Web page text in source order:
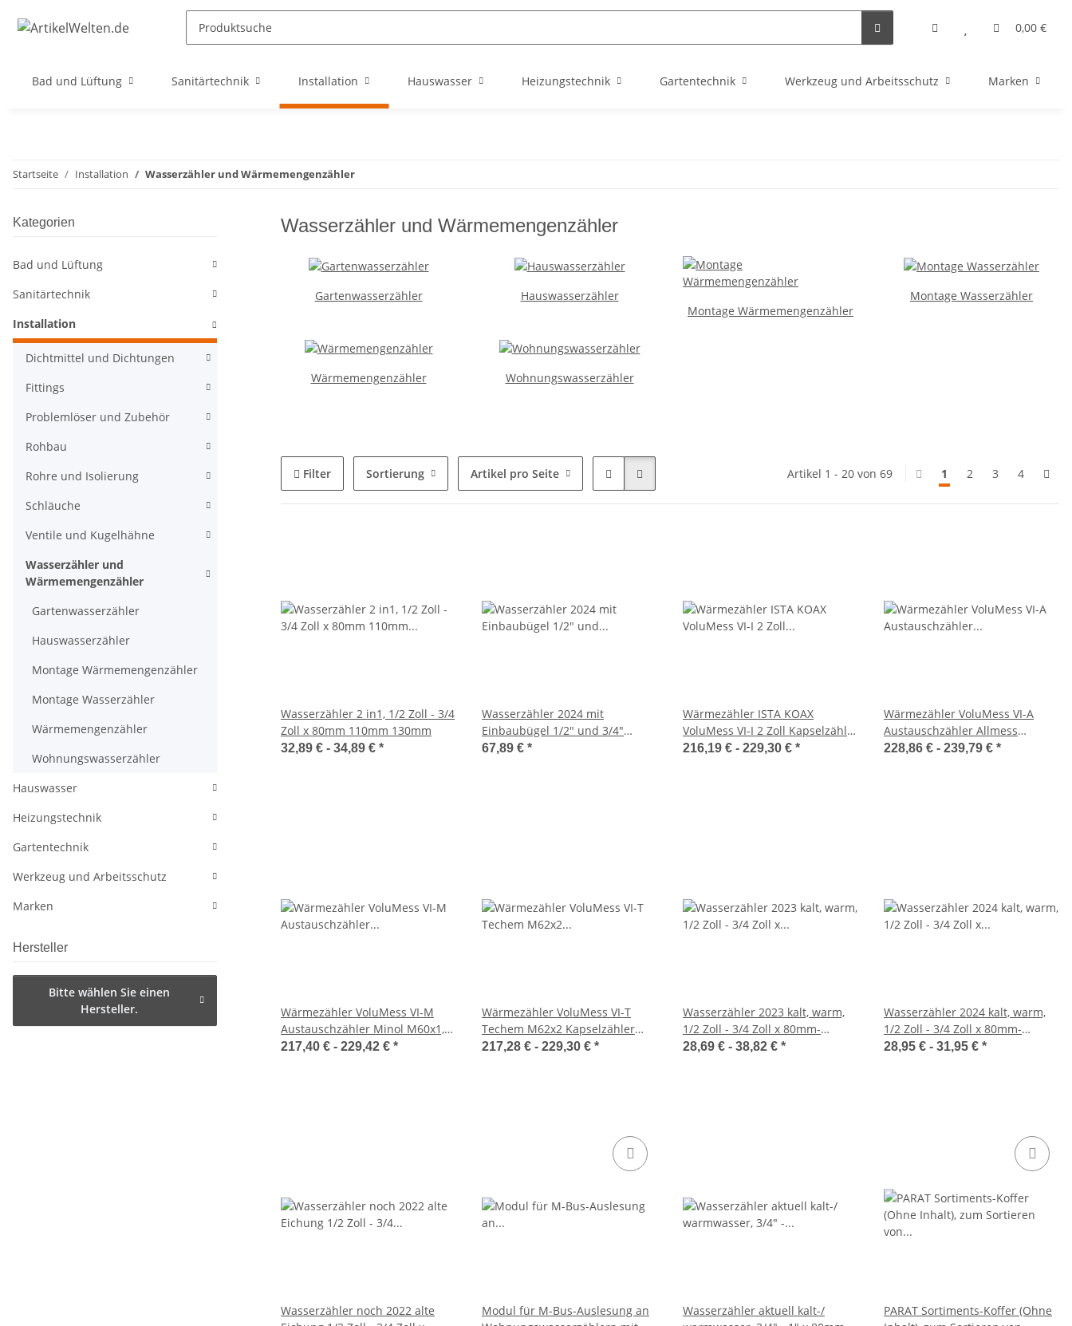
0,00 €
Bad und Lüftung Sanitärtechnik Installation Hauswasser Heizungstechnik Gartentechnik Werkzeug und Arbeitsschutz Marken
Startseite Installation Wasserzähler und Wärmemengenzähler
Wasserzähler und Wärmemengenzähler
Gartenwasserzähler
Hauswasserzähler
Montage Wärmemengenzähler
Montage Wasserzähler
Wärmemengenzähler Wohnungswasserzähler
Filter Sortierung Artikel pro Seite Artikel 1 - 20 von 69 1 2 3 4
Wasserzähler 2 in1, 1/2 Zoll - 3/4
Zoll x 80mm 110mm 130mm
32,89 € - 34,89 € *
Wasserzähler 2024 mit
Einbaubügel 1/2" und 3/4"
Anschluss im Set
67,89 € *
Wärmezähler ISTA KOAX
VoluMess VI-I 2 Zoll Kapselzähler
Austauschzähler
216,19 € - 229,30 € *
Wärmezähler VoluMess VI-A
Austauschzähler Allmess
M77x1,5 Kapselzähler
228,86 € - 239,79 € *
Wärmezähler VoluMess VI-M
Austauschzähler Minol M60x1,5
Kapselzähler
217,40 € - 229,42 € *
Wärmezähler VoluMess VI-T
Techem M62x2 Kapselzähler
Austauschzähler
217,28 € - 229,30 € *
Wasserzähler 2023 kalt, warm,
1/2 Zoll - 3/4 Zoll x 80mm-
130mm, Qn1,5 - Qn2,5
28,69 € - 38,82 € *
Wasserzähler 2024 kalt, warm,
1/2 Zoll - 3/4 Zoll x 80mm-
130mm, Qn1,5 - Qn2,5
28,95 € - 31,95 € *
Wasserzähler noch 2022 alte
Modul für M-Bus-Auslesung an
Wasserzähler aktuell kalt-/
PARAT Sortiments-Koffer (Ohne
Kategorien
Bad und Lüftung
Sanitärtechnik
Installation
Dichtmittel und Dichtungen
Fittings
Problemlöser und Zubehör
Rohbau
Rohre und Isolierung
Schläuche
Ventile und Kugelhähne
Wasserzähler und
Wärmemengenzähler
Gartenwasserzähler
Hauswasserzähler
Montage Wärmemengenzähler
Montage Wasserzähler
Wärmemengenzähler
Wohnungswasserzähler
Hauswasser
Heizungstechnik
Gartentechnik
Werkzeug und Arbeitsschutz
Marken
Hersteller
Bitte wählen Sie einen
Hersteller.